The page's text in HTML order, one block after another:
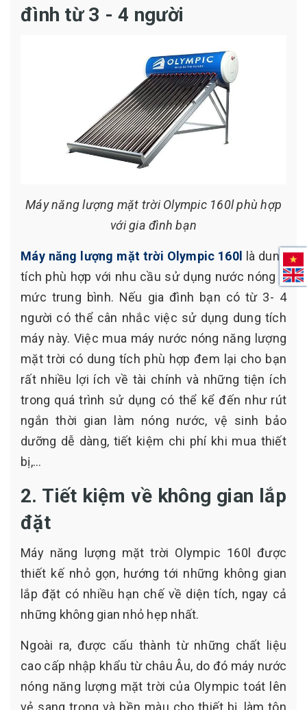
đình từ 3 - 4 người
Máy năng lượng mặt trời Olympic 160l phù hợp
với gia đình bạn
Máy năng lượng mặt trời Olympic 160l là dung
tích phù hợp với nhu cầu sử dụng nước nóng ở
mức trung bình. Nếu gia đình bạn có từ 3- 4
người có thể cân nhắc việc sử dụng dung tích
máy này. Việc mua máy nước nóng năng lượng
mặt trời có dung tích phù hợp đem lại cho bạn
rất nhiều lợi ích về tài chính và những tiện ích
trong quá trình sử dụng có thể kể đến như rút
ngắn thời gian làm nóng nước, vệ sinh bảo
dưỡng dễ dàng, tiết kiệm chi phí khi mua thiết
bị,…
2. Tiết kiệm về không gian lắp
đặt
Máy năng lượng mặt trời Olympic 160l được
thiết kế nhỏ gọn, hướng tới những không gian
lắp đặt có nhiều hạn chế về diện tích, ngay cả
những không gian nhỏ hẹp nhất.
Ngoài ra, được cấu thành từ những chất liệu
cao cấp nhập khẩu từ châu Âu, do đó máy nước
nóng năng lượng mặt trời của Olympic toát lên
vẻ sang trọng và bền màu cho thiết bị, làm tôn